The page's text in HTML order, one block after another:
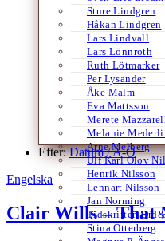
Sture Lindgren
Håkan Lindgren
Lars Lindvall
Lars Lönnroth
Ruth Lötmarker
Per Lysander
Åke Malm
Eva Mattsson
Merete
Melanie
Arne Melberg
Ulf Karl Olov
Henrik Nilsson
Lennart Nilsson
Jan Norming
Tidskriften
Stina Otterberg
Efter:Datum /A-Ö
Engelska
Clair Wills – That